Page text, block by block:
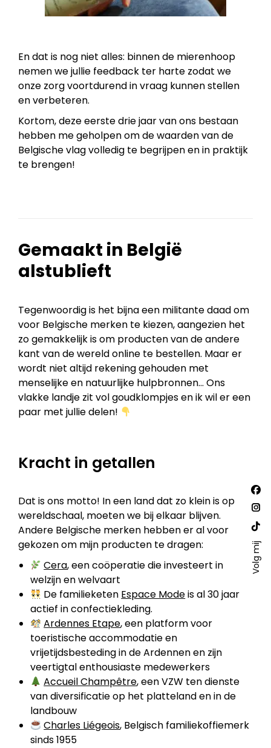
En dat is nog niet alles: binnen de mierenhoop
nemen we jullie feedback ter harte zodat we
onze zorg voortdurend in vraag kunnen stellen
en verbeteren.
Kortom, deze eerste drie jaar van ons bestaan
hebben me geholpen om de waarden van de
Belgische vlag volledig te begrijpen en in praktijk
te brengen!
Gemaakt in België
alstublieft
Tegenwoordig is het bijna een militante daad om
voor Belgische merken te kiezen, aangezien het
zo gemakkelijk is om producten van de andere
kant van de wereld online te bestellen. Maar er
wordt niet altijd rekening gehouden met
menselijke en natuurlijke hulpbronnen… Ons
vlakke landje zit vol goudklompjes en ik wil er een
paar met jullie delen!
Kracht in getallen
Dat is ons motto! In een land dat zo klein is op
wereldschaal, moeten we bij elkaar blijven.
Andere Belgische merken hebben er al voor
gekozen om mijn producten te dragen:
Cera, een coöperatie die investeert in
welzijn en welvaart
De familieketen Espace Modeis al 30 jaar
actief in confectiekleding.
Ardennes Etape, een platform voor
toeristische accommodatie en
vrijetijdsbesteding in de Ardennen en zijn
veertigtal enthousiaste medewerkers
Accueil Champêtre, een VZW ten dienste
van diversificatie op het platteland en in de
landbouw
Charles Liégeois, Belgisch familiekoffiemerk
sinds 1955
Volg mij
Vind
op:
in
in